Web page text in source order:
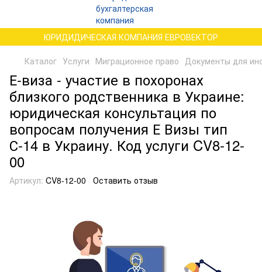
ЮРИДИДИЧЕСКАЯ КОМПАНИЯ ЕВРОВЕКТОР
Каталог Услуги Миграционное право Документы для
Е-виза - участие в похоронах
близкого родственника в Украине:
юридическая консультация по
вопросам получения Е Визы тип
С-14 в Украину. Код услуги CV8-12-
00
Артикул: CV8-12-00 Оставить отзыв